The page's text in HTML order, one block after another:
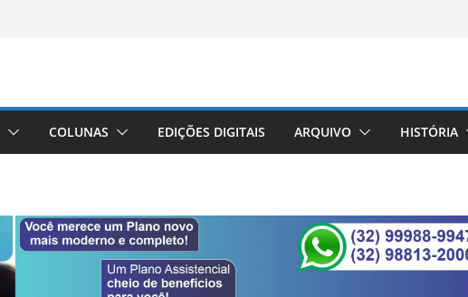
COLUNAS EDIÇÕES DIGITAIS ARQUIVO HISTÓRIA